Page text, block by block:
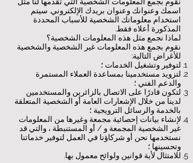
اسمك وعنوانك وعنوان بريدك الإلكتروني. سيتم
استخدام معلوماتك الشخصية للأسباب المحددة
المذكورة أعلاه فقط.
لماذا نجمع مثل هذه المعلومات الشخصية؟
نقوم بجمع هذه المعلومات غير الشخصية والشخصية
للأغراض التالية:
لتوفير وتشغيل الخدمات ؛
لتزويد مستخدمينا بمساعدة العملاء المستمرة
والدعم الفني ؛
لتكون قادرًا على الاتصال بالزائرين والمستخدمين
لدينا من خلال الإشعارات العامة أو الشخصية المتعلقة
بالخدمة والرسائل الترويجية ؛
لإنشاء بيانات إحصائية مجمعة وغيرها من المعلومات
غير الشخصية المجمعة و / أو المستنبطة ، والتي قد
نستخدمها نحن أو شركاؤنا في العمل لتوفير خدماتنا
وتحسينها ؛
للامتثال لأية قوانين ولوائح معمول بها.